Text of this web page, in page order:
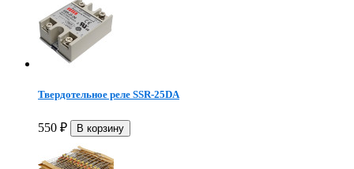
Твердотельное реле SSR-25DA
550 ₽